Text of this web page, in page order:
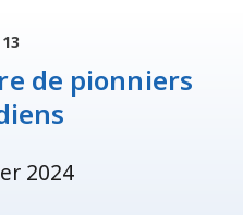
de pionniers
2024